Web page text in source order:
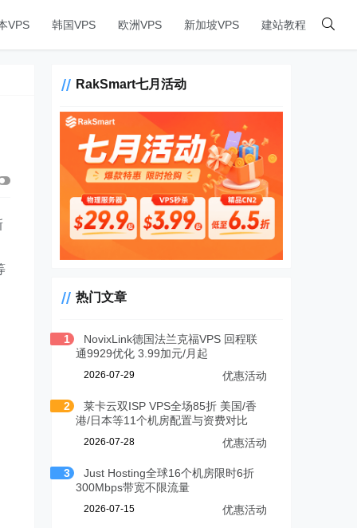
VPS 韩国VPS 欧洲VPS 新加坡VPS 建站教程
RakSmart七月活动
热门文章
1
NovixLink德国法兰克福VPS 回程联
通9929优化 3.99加元/月起
2026-07-29 优惠活动
2
莱卡云双ISP VPS全场85折 美国/香
港/日本等11个机房配置与资费对比
2026-07-28 优惠活动
3
Just Hosting全球16个机房限时6折
300Mbps带宽不限流量
2026-07-15 优惠活动